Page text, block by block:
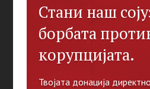
Стани наш
борбата
корупцијата.
Твојата донација